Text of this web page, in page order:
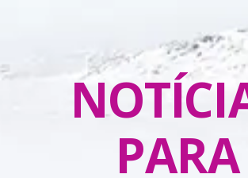
PARA